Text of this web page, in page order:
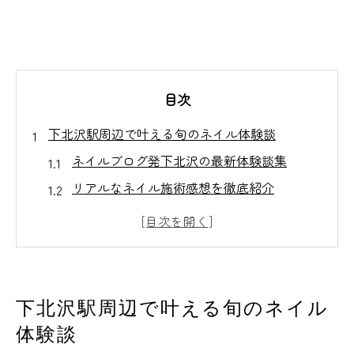
目次
下北沢駅周辺で叶える旬のネイル体験談
ネイルブログ発下北沢の最新体験談集
リアルなネイル施術感想を徹底紹介
下北沢駅近で叶う話題のネイル事例
今注目のネイルブログから選ぶ最新デザイン
下北沢発ネイルブログで話題の新デザイン
ブログで見つかるトレンドネイルを解説
下北沢駅周辺で叶える旬のネイル
体験談